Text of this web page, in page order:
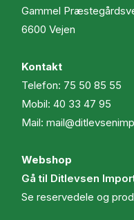
Gammel
6600 Vejen
Kontakt
Telefon: 75 50 85 55
Mobil: 40 33 47 95
Mail:
Webshop
Gå til Ditlevsen
Se reservedele og